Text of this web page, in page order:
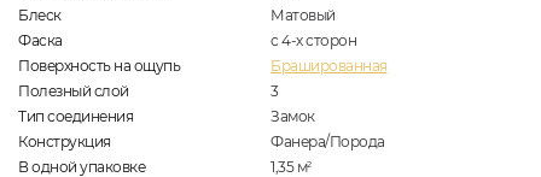
Блеск
Матовый
Фаска
с 4-х сторон
Поверхность на ощупь
Брашированная
Полезный слой
3
Тип соединения
Замок
Конструкция
Фанера/Порода
В одной упаковке
1,35 м2